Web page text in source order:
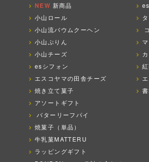
NEW 新商品
小山ロール
小山流バウムクーヘン
小山ぷりん
小山チーズ
esシフォン
エスコヤマの田舎チーズ
焼き立て菓子
アソートギフト
バターリーフパイ
焼菓子（単品）
牛乳菓MATTERU
ラッピングギフト